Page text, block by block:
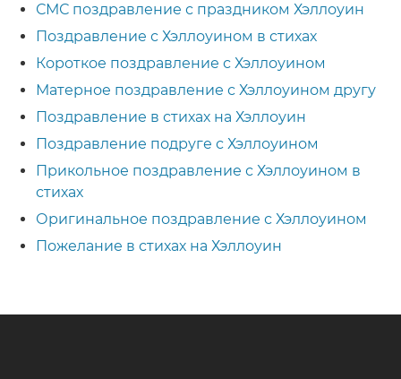
СМС поздравление с праздником Хэллоуин
Поздравление с Хэллоуином в стихах
Короткое поздравление с Хэллоуином
Матерное поздравление с Хэллоуином другу
Поздравление в стихах на Хэллоуин
Поздравление подруге с Хэллоуином
Прикольное поздравление с Хэллоуином в
стихах
Оригинальное поздравление с Хэллоуином
Пожелание в стихах на Хэллоуин